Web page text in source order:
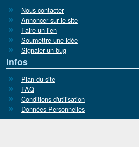
Nous contacter
Annoncer sur le site
Faire un lien
Soumettre une idée
Signaler un bug
Infos
Plan du site
FAQ
Conditions d'utilisation
Données Personnelles